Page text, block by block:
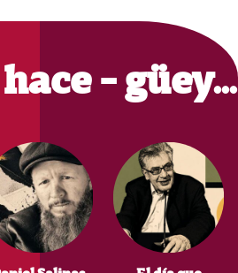
- güey…